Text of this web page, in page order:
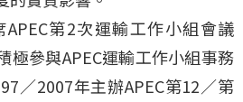
第2次運輸工作小組會議
極參與APEC運輸工作小組事務
／2007年主辦APEC第12／第